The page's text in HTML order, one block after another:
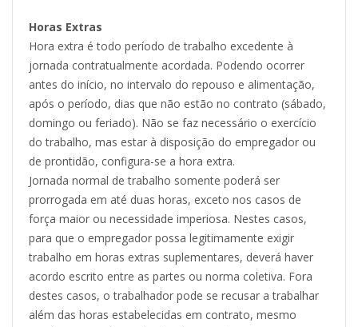
Horas Extras
Hora extra é todo período de trabalho excedente à
jornada contratualmente acordada. Podendo ocorrer
antes do início, no intervalo do repouso e alimentação,
após o período, dias que não estão no contrato (sábado,
domingo ou feriado). Não se faz necessário o exercício
do trabalho, mas estar à disposição do empregador ou
de prontidão, configura-se a hora extra.
Jornada normal de trabalho somente poderá ser
prorrogada em até duas horas, exceto nos casos de
força maior ou necessidade imperiosa. Nestes casos,
para que o empregador possa legitimamente exigir
trabalho em horas extras suplementares, deverá haver
acordo escrito entre as partes ou norma coletiva. Fora
destes casos, o trabalhador pode se recusar a trabalhar
além das horas estabelecidas em contrato, mesmo